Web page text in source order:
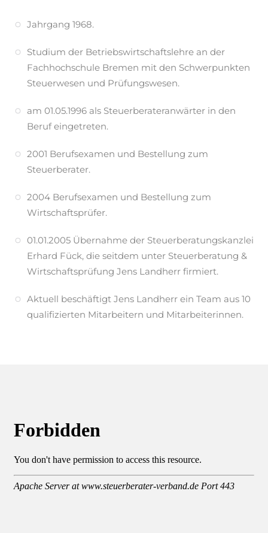
Jahrgang 1968.
Studium der Betriebswirtschaftslehre an der
Fachhochschule Bremen mit den Schwerpunkten
Steuerwesen und Prüfungswesen.
am 01.05.1996 als Steuerberateranwärter in den
Beruf eingetreten.
2001 Berufsexamen und Bestellung zum
Steuerberater.
2004 Berufsexamen und Bestellung zum
Wirtschaftsprüfer.
01.01.2005 Übernahme der Steuerberatungskanzlei
Erhard Fück, die seitdem unter Steuerberatung &
Wirtschaftsprüfung Jens Landherr firmiert.
Aktuell beschäftigt Jens Landherr ein Team aus 10
qualifizierten Mitarbeitern und Mitarbeiterinnen.